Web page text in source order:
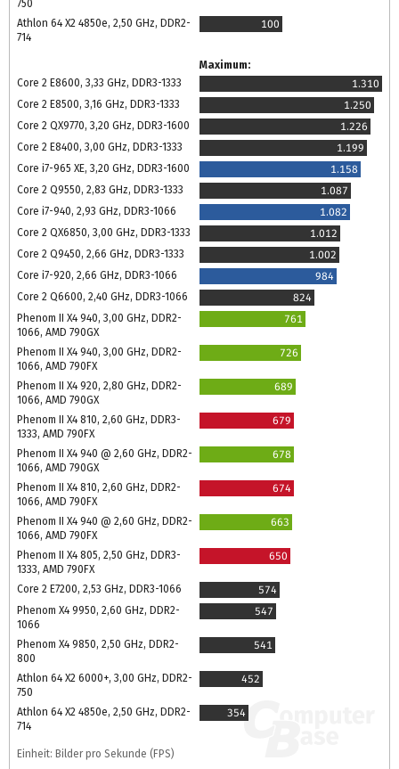
750
Athlon 64 X2 4850e, 2,50 GHz, DDR2-
714
100
Maximum:
Core 2 E8600, 3,33 GHz, DDR3-1333
1.310
Core 2 E8500, 3,16 GHz, DDR3-1333
1.250
Core 2 QX9770, 3,20 GHz, DDR3-1600
1.226
Core 2 E8400, 3,00 GHz, DDR3-1333
1.199
Core i7-965 XE, 3,20 GHz, DDR3-1600
1.158
Core 2 Q9550, 2,83 GHz, DDR3-1333
1.087
Core i7-940, 2,93 GHz, DDR3-1066
1.082
Core 2 QX6850, 3,00 GHz, DDR3-1333
1.012
Core 2 Q9450, 2,66 GHz, DDR3-1333
1.002
Core i7-920, 2,66 GHz, DDR3-1066
984
Core 2 Q6600, 2,40 GHz, DDR3-1066
824
Phenom II X4 940, 3,00 GHz, DDR2-
1066, AMD 790GX
761
Phenom II X4 940, 3,00 GHz, DDR2-
1066, AMD 790FX
726
Phenom II X4 920, 2,80 GHz, DDR2-
1066, AMD 790GX
689
Phenom II X4 810, 2,60 GHz, DDR3-
1333, AMD 790FX
679
Phenom II X4 940 @ 2,60 GHz, DDR2-
1066, AMD 790GX
678
Phenom II X4 810, 2,60 GHz, DDR2-
1066, AMD 790FX
674
Phenom II X4 940 @ 2,60 GHz, DDR2-
1066, AMD 790FX
663
Phenom II X4 805, 2,50 GHz, DDR3-
1333, AMD 790FX
650
Core 2 E7200, 2,53 GHz, DDR3-1066
574
Phenom X4 9950, 2,60 GHz, DDR2-
1066
547
Phenom X4 9850, 2,50 GHz, DDR2-
800
541
Athlon 64 X2 6000+, 3,00 GHz, DDR2-
750
452
Athlon 64 X2 4850e, 2,50 GHz, DDR2-
714
354
Einheit: Bilder pro Sekunde (FPS)